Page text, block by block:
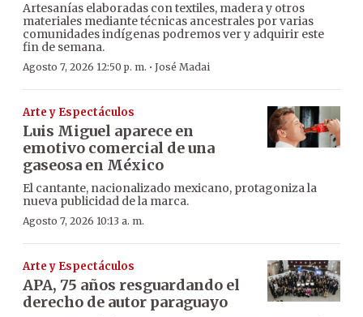
Artesanías elaboradas con textiles, madera y otros
materiales mediante técnicas ancestrales por varias
comunidades indígenas podremos ver y adquirir este
fin de semana.
Agosto 7, 2026 12:50 p. m. · José Madai
Arte y Espectáculos
Luis Miguel aparece en
emotivo comercial de una
gaseosa en México
El cantante, nacionalizado mexicano, protagoniza la
nueva publicidad de la marca.
Agosto 7, 2026 10:13 a. m.
Arte y Espectáculos
APA, 75 años resguardando el
derecho de autor paraguayo